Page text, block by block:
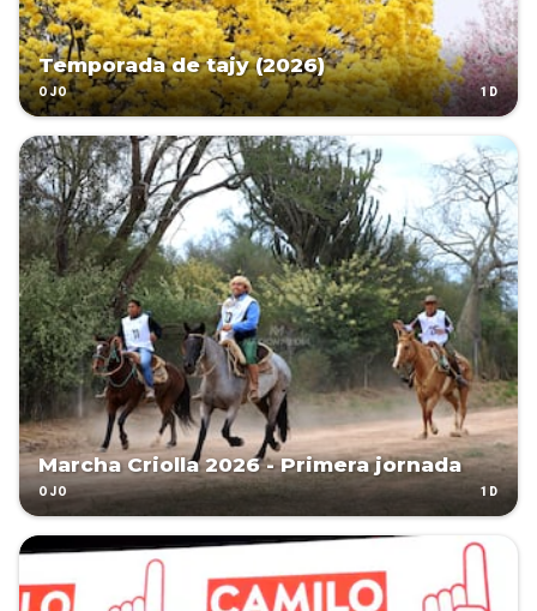
Temporada de tajy (2026)
OJO 1D
Marcha Criolla 2026 - Primera jornada
OJO 1D